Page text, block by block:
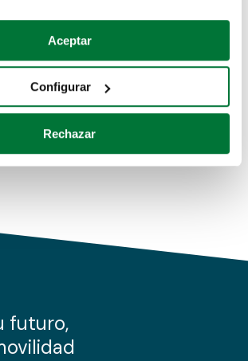
quisiéramos:
sobre su ubicación geográfica
dispositivo analizándolo activamente
características específicas (huellas
sobre cómo se procesan sus
el uso que haga del sitio web con
de redes sociales, publicidad y análisis
Aceptar
Configurar
Rechazar
mano
futuro,